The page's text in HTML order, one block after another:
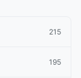
215
195